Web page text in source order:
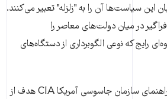
این سیاست‌ها آن را به "زلزله" تعبیر می‌کنند.
فراگیر در میان دولت‌های معاصر را
رایج که نوعی الگوبرداری از دستگاه‌های
«طبق یکی از کتاب‌های راهنمای سازمان جاسوسی آمریکا CIA هدف از